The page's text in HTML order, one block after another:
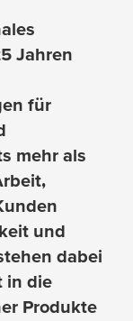
Jahren
für
mehr als
und
dabei
in die
Produkte